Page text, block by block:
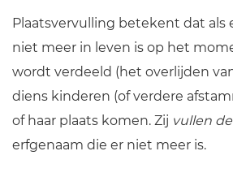
Plaatsvervulling betekent dat als
niet meer in leven is op het
wordt verdeeld (het overlijden
diens kinderen (of verdere
of haar plaats komen. Zij vullen
erfgenaam die er niet meer is.